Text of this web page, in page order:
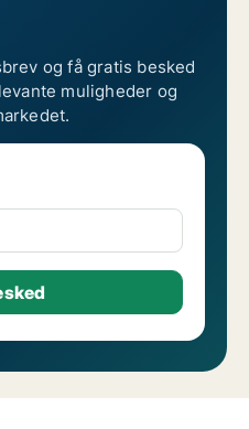
og få gratis besked
muligheder og